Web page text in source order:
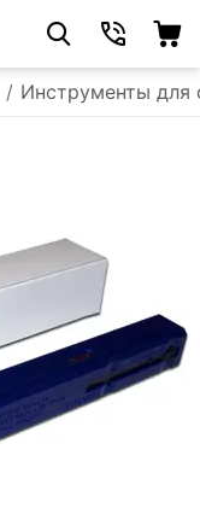
/ Инструменты для